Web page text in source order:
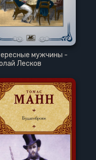
мужчины -
Лесков